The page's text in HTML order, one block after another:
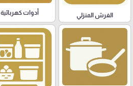
الفرش المنزلي أدوات كهربائية